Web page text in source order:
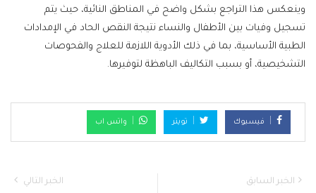
وينعكس هذا التراجع بشكل واضح في المناطق النائية، حيث يتم
تسجيل وفيات بين الأطفال والنساء نتيجة النقص الحاد في الإمدادات
الطبية الأساسية، بما في ذلك الأدوية اللازمة للعلاج والفحوصات
التشخيصية، أو بسبب التكاليف الباهظة لتوفيرها.
فيسبوك تويتر واتس اب
الخبر السابق الخبر التالي